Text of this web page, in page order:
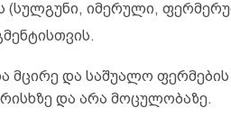
(სულგუნი, იმერული,
მცირე და საშუალო
და არა მოცულობაზე.